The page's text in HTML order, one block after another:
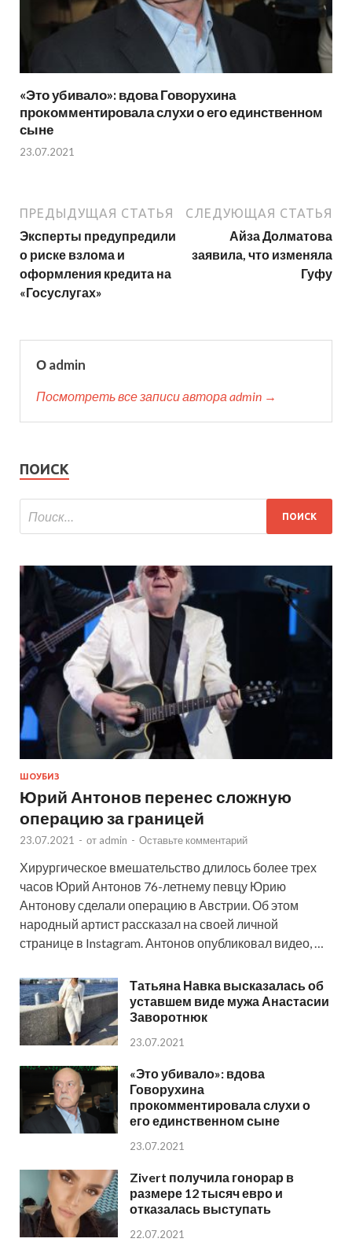
«Это убивало»: вдова Говорухина
прокомментировала слухи о его единственном
сыне
23.07.2021
ПРЕДЫДУЩАЯ СТАТЬЯ
Эксперты предупредили
о риске взлома и
оформления кредита на
«Госуслугах»
СЛЕДУЮЩАЯ СТАТЬЯ
Айза Долматова
заявила, что изменяла
Гуфу
О admin
Посмотреть все записи автора admin →
ПОИСК
ШОУБИЗ
Юрий Антонов перенес сложную
операцию за границей
23.07.2021 - от admin - Оставьте комментарий
Хирургическое вмешательство длилось более трех
часов Юрий Антонов 76-летнему певцу Юрию
Антонову сделали операцию в Австрии. Об этом
народный артист рассказал на своей личной
странице в Instagram. Антонов опубликовал видео, …
Татьяна Навка высказалась об
уставшем виде мужа Анастасии
Заворотнюк
23.07.2021
«Это убивало»: вдова
Говорухина
прокомментировала слухи о
его единственном сыне
23.07.2021
Zivert получила гонорар в
размере 12 тысяч евро и
отказалась выступать
22.07.2021